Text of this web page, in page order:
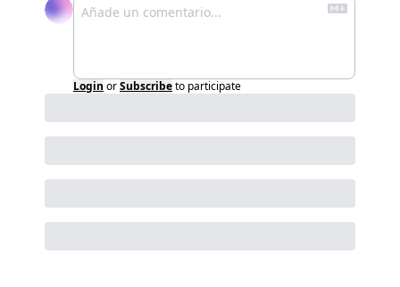
Login orSubscribeto participate